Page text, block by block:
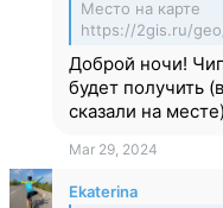
Место на карте
https://2gis.ru/
Доброй ночи!
будет получить
сказали на
Mar 29, 2024
Ekaterina